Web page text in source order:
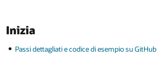
Inizia
Passi dettagliati e codice di esempio su GitHub